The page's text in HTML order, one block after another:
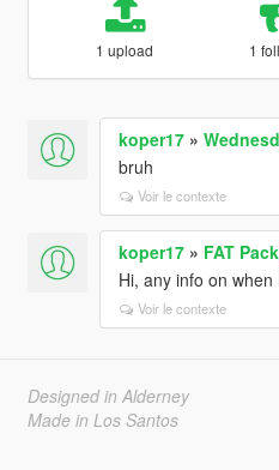
1 upload 1
koper17»
bruh
Voir le contexte
koper17» FAT
Hi, any info on
Voir le contexte
Designed in Alderney
Made in Los Santos